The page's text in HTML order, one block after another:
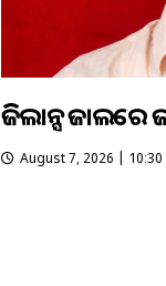
ଭିଜିଲାନ୍ସ
August 7, 2026 | 10:30